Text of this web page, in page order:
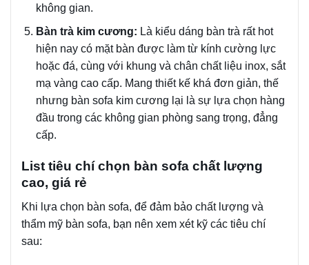
không gian.
Bàn trà kim cương: Là kiểu dáng bàn trà rất hot
hiện nay có mặt bàn được làm từ kính cường lực
hoặc đá, cùng với khung và chân chất liệu inox, sắt
mạ vàng cao cấp. Mang thiết kế khá đơn giản, thế
nhưng bàn sofa kim cương lại là sự lựa chọn hàng
đầu trong các không gian phòng sang trọng, đẳng
cấp.
List tiêu chí chọn bàn sofa chất lượng
cao, giá rẻ
Khi lựa chọn bàn sofa, để đảm bảo chất lượng và
thẩm mỹ bàn sofa, bạn nên xem xét kỹ các tiêu chí
sau: